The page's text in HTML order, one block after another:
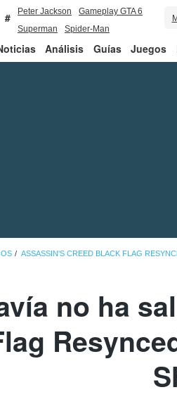
Peter Jackson
Gameplay GTA 6
Superman
Spider-Man
Análisis Guías Juegos
ASSASSIN'S CREED BLACK FLAG
no ha